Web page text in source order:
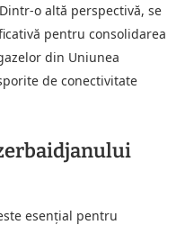
o altă perspectivă, se
pentru consolidarea
din Uniunea
de conectivitate
esențial pentru